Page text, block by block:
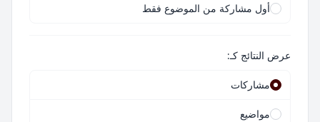
أول مشاركة من الموضوع فقط
عرض النتائج كـ:
مشاركات
مواضيع